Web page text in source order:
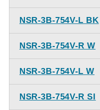
NSR-3B-754V-L BK
NSR-3B-754V-R W
NSR-3B-754V-L W
NSR-3B-754V-R SI